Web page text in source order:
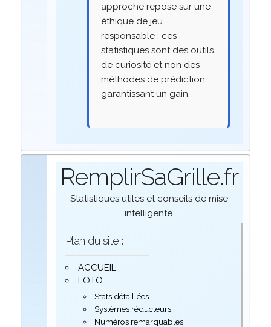
approche repose sur une
éthique de jeu
responsable : ces
statistiques sont des outils
de curiosité et non des
méthodes de prédiction
garantissant un gain.
RemplirSaGrille.fr
Statistiques utiles et conseils de mise
intelligente.
Plan du site :
ACCUEIL
LOTO
Stats détaillées
Systèmes réducteurs
Numéros remarquables